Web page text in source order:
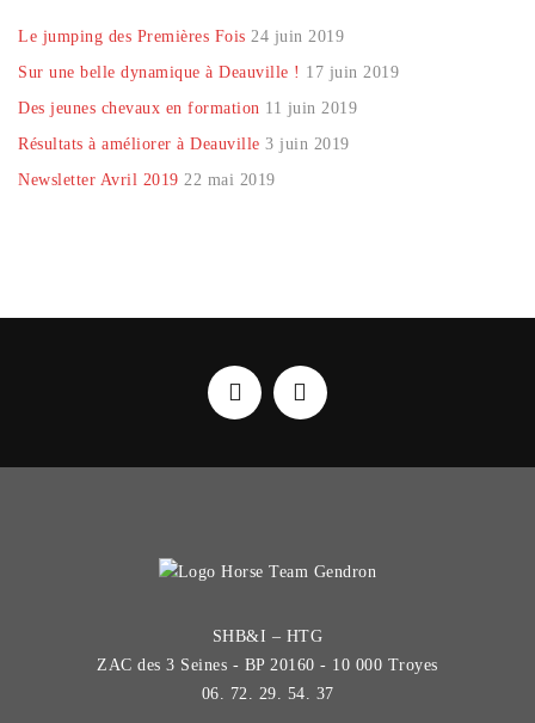
Le jumping des Premières Fois 24 juin 2019
Sur une belle dynamique à Deauville ! 17 juin 2019
Des jeunes chevaux en formation 11 juin 2019
Résultats à améliorer à Deauville 3 juin 2019
Newsletter Avril 2019 22 mai 2019
SHB&I – HTG
ZAC des 3 Seines - BP 20160 - 10 000 Troyes
06. 72. 29. 54. 37